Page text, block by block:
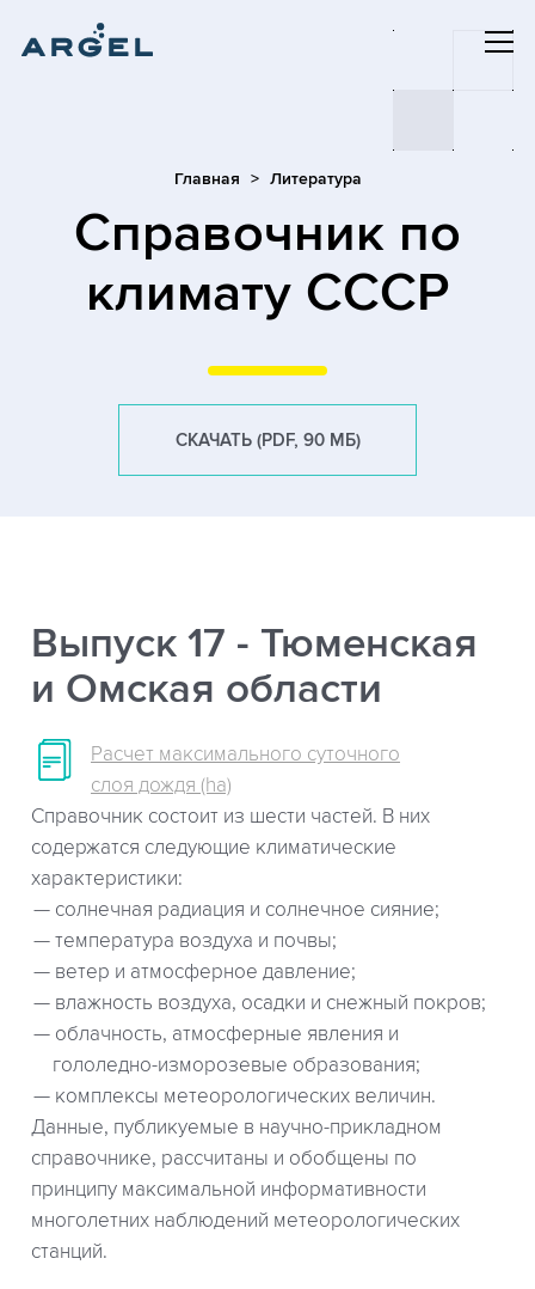
Главная Литература
Cправочник по
климату СССР
СКАЧАТЬ (PDF, 90 МБ)
Выпуск 17 - Тюменская
и Омская области
Расчет максимального суточного
слоя дождя (ha)
Справочник состоит из шести частей. В них
содержатся следующие климатические
характеристики:
солнечная радиация и солнечное сияние;
температура воздуха и почвы;
ветер и атмосферное давление;
влажность воздуха, осадки и снежный покров;
облачность, атмосферные явления и
гололедно-изморозевые образования;
комплексы метеорологических величин.
Данные, публикуемые в научно-прикладном
справочнике, рассчитаны и обобщены по
принципу максимальной информативности
многолетних наблюдений метеорологических
станций.